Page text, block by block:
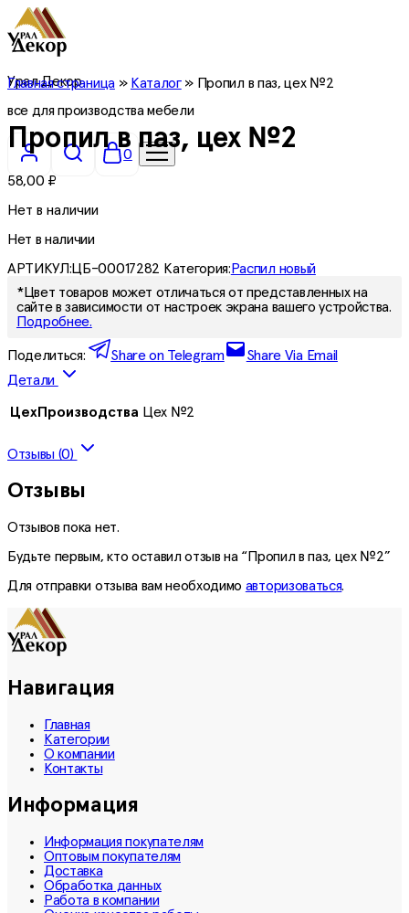
Урал Декор
все для производства мебели
0
Главная страница» Каталог» Пропил в паз, цех №2
Пропил в паз, цех №2
58,00 ₽
Нет в наличии
Нет в наличии
АРТИКУЛ:ЦБ-00017282 Категория: Распил новый
*Цвет товаров может отличаться от представленных на
сайте в зависимости от настроек экрана вашего устройства.
Подробнее.
Поделиться: Share on Telegram
Share Via Email
Детали
ЦехПроизводства Цех №2
Отзывы (0)
Отзывы
Отзывов пока нет.
Будьте первым, кто оставил отзыв на “Пропил в паз, цех №2”
Для отправки отзыва вам необходимо авторизоваться.
Навигация
Главная
Категории
О компании
Контакты
Информация
Информация покупателям
Оптовым покупателям
Доставка
Обработка данных
Работа в компании